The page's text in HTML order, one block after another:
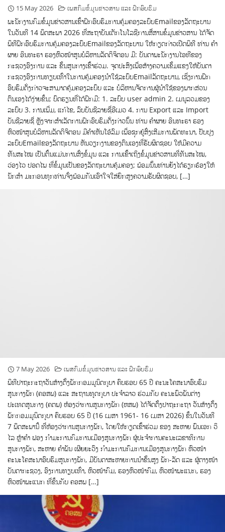
15 May 2026 ເພສກົມຂໍ້ມູນຂ່າວສານ ແລະ ຝຶກອົບຮົມ
ພະນັກງານກົມຂໍ້ມູນຂ່າວສານເຂົ້າຝຶກອົບຮົມການຄຸ້ມຄອງລະບົບEmailຂອງລັດຖະບານ
ໃນວັນທີ 14 ພຶດສະພາ 2026 ທີ່ສະຖາບັນເຕັກໂນໂລຊີການສື່ສານຂໍ້ມູນຂ່າວສານ ໄດ້ຈັດ
ພິທີຝຶກອົບຮົມການຄຸ້ມຄອງລະບົບEmailຂອງລັດຖະບານ ໃຫ້ກຽດກ່າວເປີດພິທີ ທ່ານ ຄຳ
ຜາຍ ອິນທະຣາ ຮອງຫົວໜ້າສູນບໍລິຫານລັດດິຈິຕອນ ມີ: ບັນດາພະນັກງານໄອທີຂອງ
ກະຊວງອົງການ ແລະ ຂັ້ນສູນກາງເຂົ້າຮ່ວມ. ຈຸດປະສົງເພື່ອສ້າງຄວາມເຂັ້ມແຂງໃຫ້ບັນດາ
ກະຊວງອົງການທຽບເທົ່າໃນການຄຸ້ມຄອງນຳໃຊ້ລະບົບEmailລັດຖະບານ, ເຊິ່ງການຝຶກ
ອົບຮົມດັ່ງກ່າວຈະສາມາດຄຸ້ມຄອງລະບົບ ແລະ ບໍລິຫານຈັດການຜູ້ນຳໃຊ້ຂອງພາກສ່ວນ
ຕົນເອງໄດ້ງ່າຍຂຶ້ນ; ບົດຮຽນທີ່ໄດ້ຝຶກມີ: 1. ລະບົບ user admin 2. ເມນູລວມຂອງ
ລະບົບ 3. ການເພີ່ມ, ແກ້ໄຂ, ລົບບັນຊີລາຍຊື່ອີເມວ 4. ການ Export ແລະ Import
ບັນຊີລາຍຊື່ ຫຼັງຈາກສໍາເລັດການຝຶກອົບຮົມດັ່ງກ່າວນັ້ນ ທ່ານ ຄຳຜາຍ ອິນທະຣາ ຮອງ
ຫົວໜ້າສູນບໍລິຫານລັດດິຈິຕອນ ມີຄຳເຫັນໂອ້ລົມ ເພື່ອຊຸກຍູ້ສົ່ງເສີມການພັດທະນາ, ປັບປຸງ
ລະບົບEmailຂອງລັດຖະບານ ຫັນວຽກງານຂອງຕົນເອງທີ່ຮັບຜິດຊອບ ໃຫ້ມີຄວາມ
ທັນສະໄໝ ເປັນຕົ້ນແມ່ນການສົ່ງຂໍ້ມູນ ແລະ ການເຂົ້າເຖິງຂໍ້ມູນຂ່າວສານທີ່ທັນສະໄໝ,
ວ່ອງໄວ ປອດໄພ ທີ່ຂໍ້ມູນເປັນຂອງລັດຖະບານຄຸ້ມຄອງ; ພ້ອມນັ້ນທ່ານຍັງໄດ້ຮຽກຮ້ອງໃຫ້
ນັກສຳ ມະກອນທຸກທ່ານຈົ່ງພ້ອມກັນເອົາໃຈໃສ່ຍົກສູງຄວາມຮັບຜິດຊອບ, […]
7 May 2026 ເພສກົມຂໍ້ມູນຂ່າວສານ ແລະ ຝຶກອົບຮົມ
ພິທີປາຖະກະຖາວັນສ້າງຕັ້ງພັກກອມມູນິດກູບາ ຄົບຮອບ 65 ປີ ຄະນະໂຄສະນາອົບຮົມ
ສູນກາງພັກ (ຄອສພ) ແລະ ສະຖານທູດກູບາ ປະຈຳລາວ ຮ່ວມກັບ ຄະນະພົວພັນຕ່າງ
ປະເທດສູນກາງ (ຄຕພ) ຫ້ອງວ່າການສູນກາງພັກ (ຫສພ) ໄດ້ຈັດຕັ້ງປາຖະກະຖາ ວັນສ້າງຕັ້ງ
ພັກກອມມູນິດກູບາ ຄົບຮອບ 65 ປີ (16 ເມສາ 1961- 16 ເມສາ 2026) ຂຶ້ນໃນວັນທີ
7 ພຶດສະພານີ້ ທີ່ຫ້ອງວ່າການສູນກາງພັກ, ໂດຍໃຫ້ກຽດເຂົ້າຮ່ວມ ຂອງ ສະຫາຍ ພົນເອກ ວິ
ໄລ ຫຼ້າຄຳ ຟອງ ກຳມະການກົມການເມືອງສູນກາງພັກ ຜູ້ປະຈຳການຄະນະເລຂາທິການ
ສູນກາງພັກ, ສະຫາຍ ຄຳພັນ ເຜີຍຍະວົງ ກຳມະການກົມການເມືອງສູນກາງພັກ ຫົວໜ້າ
ຄະນະໂຄສະນາອົບຮົມສູນກາງພັກ, ມີບັນດາສະຫາຍການນຳຂັ້ນສູງ ພັກ-ລັດ ແລະ ຜູ້ຕາງໜ້າ
ບັນດາກະຊວງ, ອົງການທຽບເທົ່າ, ຫົວໜ້າກົມ, ຮອງຫົວໜ້າກົມ, ຫົວໜ້າພະແນກ, ຮອງ
ຫົວໜ້າພະແນກ ທີ່ຂຶ້ນກັບ ຄອສພ […]